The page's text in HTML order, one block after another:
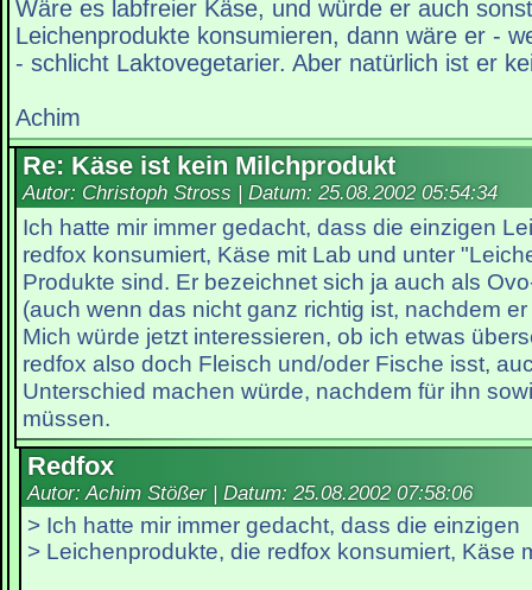
Wäre es labfreier Käse, und würde er auch
Leichenprodukte konsumieren, dann wäre er -
- schlicht Laktovegetarier. Aber natürlich ist er
Achim
Re: Käse ist kein Milchprodukt
Autor: Christoph Stross | Datum: 25.08.2002 05:54:34
Ich hatte mir immer gedacht, dass die einzigen
redfox konsumiert, Käse mit Lab und unter
Produkte sind. Er bezeichnet sich ja auch als
(auch wenn das nicht ganz richtig ist, nachdem
Mich würde jetzt interessieren, ob ich etwas
redfox also doch Fleisch und/oder Fische isst,
Unterschied machen würde, nachdem für ihn
müssen.
Redfox
Autor: Achim Stößer | Datum: 25.08.2002 07:58:06
> Ich hatte mir immer gedacht, dass die einzigen
> Leichenprodukte, die redfox konsumiert, Käse